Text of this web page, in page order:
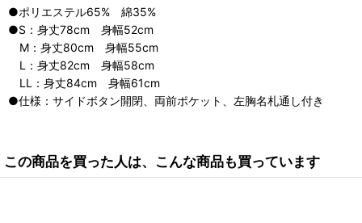
●ポリエステル65% 綿35%
●S：身丈78cm 身幅52cm
M：身丈80cm 身幅55cm
L：身丈82cm 身幅58cm
LL：身丈84cm 身幅61cm
●仕様：サイドボタン開閉、両前ポケット、左胸名札通し付き
この商品を買った人は、こんな商品も買っています